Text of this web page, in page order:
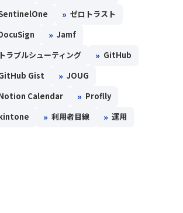
» ゼロトラスト
» Jamf
トラブルシューティング » GitHub
Gist » JOUG
Calendar » Proflly
» 利用者目線 » 運用